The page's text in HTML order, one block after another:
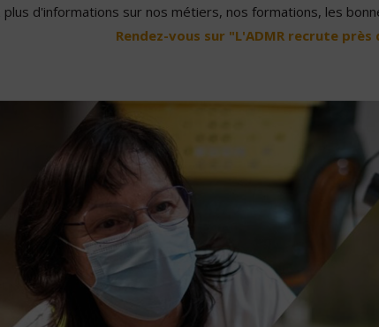
plus d'informations sur nos métiers, nos formations, les
Rendez-vous sur "L'ADMR recrute près